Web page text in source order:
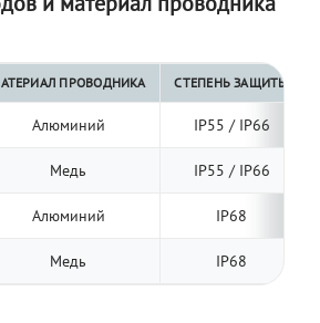
ПРОВОДНИКА СТЕПЕНЬ ЗАЩИТЫ
Алюминий IP55 / IP66
Медь IP55 / IP66
Алюминий IP68
Медь IP68